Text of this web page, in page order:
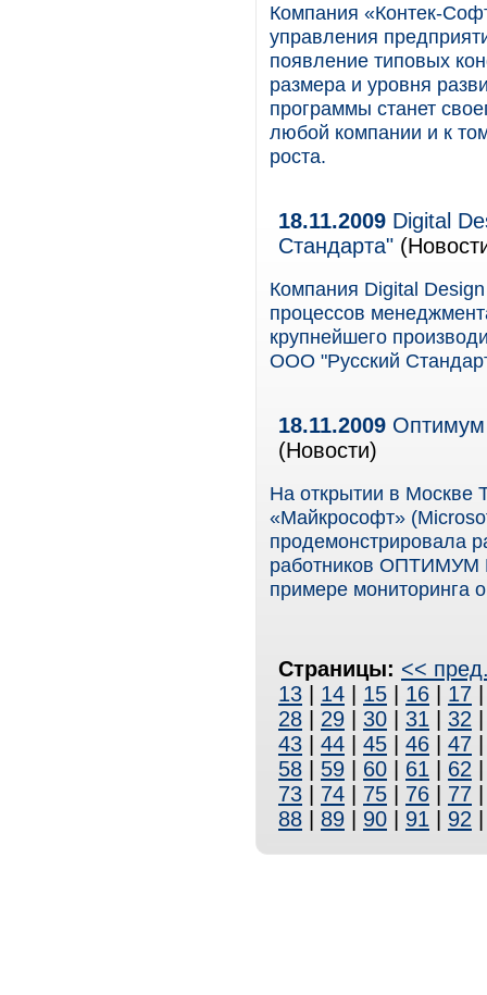
Компания «Контек-
управления
появление типовых
размера и уровня
программы станет
любой компании и к
роста.
18.11.2009 Digital
Стандарта"
Компания Digital
процессов
крупнейшего
ООО "Русский
18.11.2009 Оптимум
(Новости)
На открытии в Москве
«Майкрософт»
продемонстрировала
работников ОПТИМУМ
примере мониторинга
Страницы: <<
13
14 15 16 17
28
29 30 31 32
43
44 45 46 47
58
59 60 61 62
73
74 75 76 77
88
89 90 91 92